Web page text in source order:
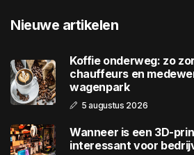
Nieuwe artikelen
Koffie onderweg: zo
chauffeurs en
wagenpark
5 augustus 2026
Wanneer is een 3D-
interessant voor